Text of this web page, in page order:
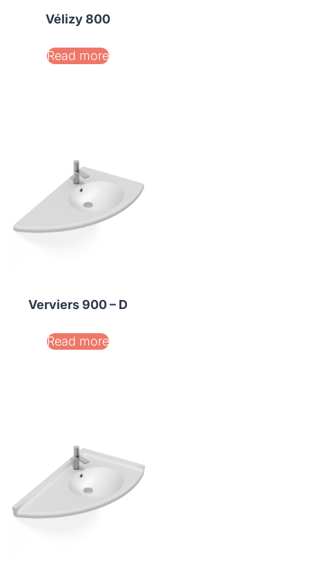
Vélizy 800
Read more
Verviers 900 – D
Read more